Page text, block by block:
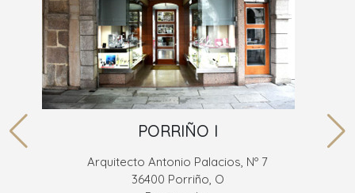
PORRIÑO I
Arquitecto Antonio Palacios, Nº 7
36400 Porriño, O